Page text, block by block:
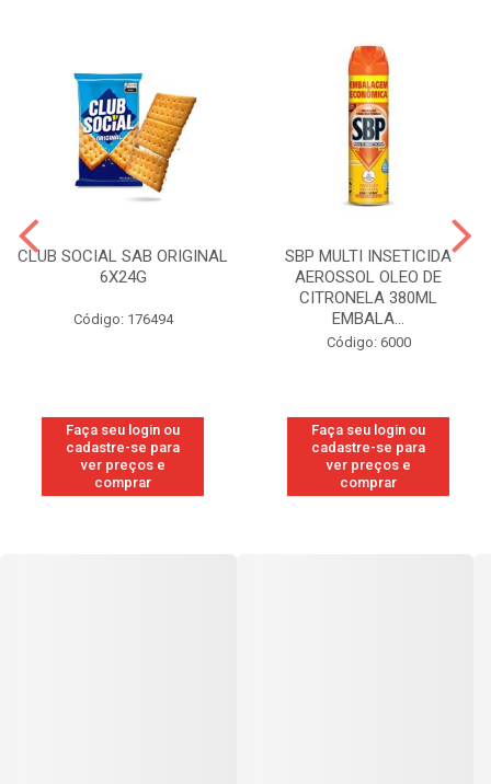
CLUB SOCIAL SAB ORIGINAL
6X24G
Código: 176494
Faça seu login ou
cadastre-se para
ver preços e
comprar
SBP MULTI INSETICIDA
AEROSSOL OLEO DE
CITRONELA 380ML
EMBALA...
Código: 6000
Faça seu login ou
cadastre-se para
ver preços e
comprar